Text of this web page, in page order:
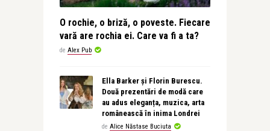
O rochie, o briză, o poveste. Fiecare
vară are rochia ei. Care va fi a ta?
de Alex Pub
Ella Barker și Florin Burescu.
Două prezentări de modă care
au adus eleganța, muzica, arta
românească în inima Londrei
de Alice Năstase Buciuta